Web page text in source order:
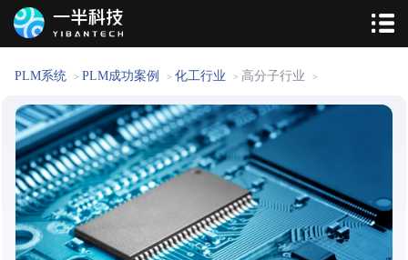
PLM系统 > PLM成功案例 > 化工行业 > 高分子行业 >